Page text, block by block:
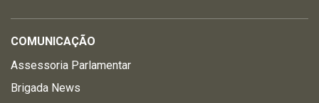
COMUNICAÇÃO
Assessoria Parlamentar
Brigada News